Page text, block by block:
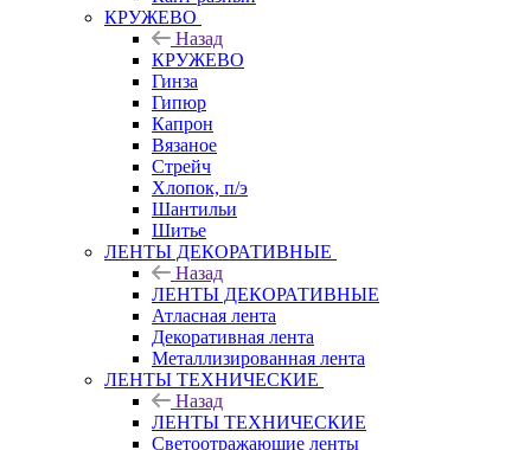
КРУЖЕВО
Назад
КРУЖЕВО
Гинза
Гипюр
Капрон
Вязаное
Стрейч
Хлопок, п/э
Шантильи
Шитье
ЛЕНТЫ ДЕКОРАТИВНЫЕ
Назад
ЛЕНТЫ ДЕКОРАТИВНЫЕ
Атласная лента
Декоративная лента
Металлизированная лента
ЛЕНТЫ ТЕХНИЧЕСКИЕ
Назад
ЛЕНТЫ ТЕХНИЧЕСКИЕ
Светоотражающие ленты